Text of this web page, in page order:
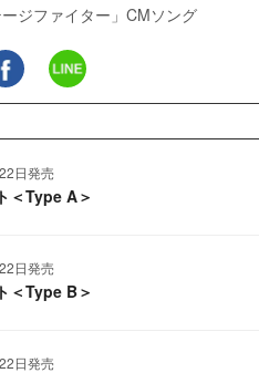
ジファイター」CMソング
日発売
＜Type A＞
日発売
＜Type B＞
日発売